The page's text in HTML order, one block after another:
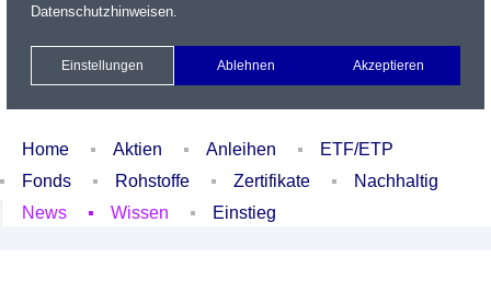
Xetra Realtime
Watchlist Portfolio Login
Home Aktien Anleihen
ETF/ETP
Fonds
Rohstoffe Zertifikate
Nachhaltig
News
Wissen Einstieg
Datenschutzhinweisen.
Einstellungen Ablehnen Akzeptieren